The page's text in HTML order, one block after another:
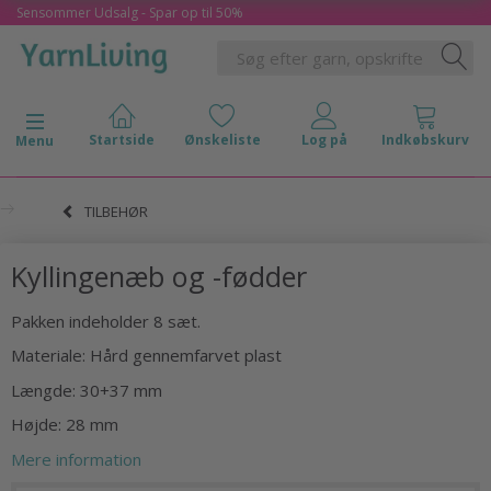
Sensommer Udsalg - Spar op til 50%
Skifte navigation
Menu
TILBEHØR
Kyllingenæb og -fødder
Pakken indeholder 8 sæt.
Materiale: Hård gennemfarvet plast
Længde: 30+37 mm
Højde: 28 mm
Mere information